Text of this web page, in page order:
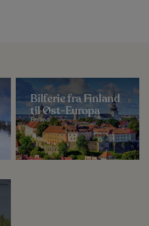
Bilferie fra Finland
til Øst-Europa
Finland